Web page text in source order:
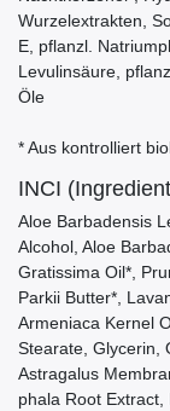
Wurzelextrakten,
E, pflanzl.
Levulinsäure,
Öle
* Aus kontrolliert
INCI
Aloe Barbadensis
Alcohol, Aloe
Gratissima Oil*,
Parkii Butter*,
Armeniaca Kernel
Stearate, Glycerin,
Astragalus
phala Root